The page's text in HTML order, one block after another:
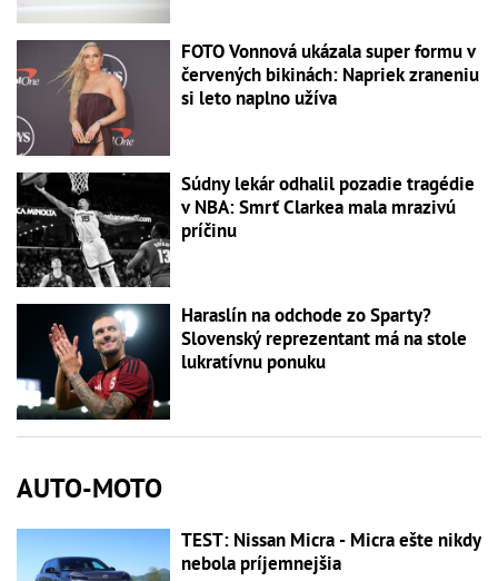
FOTO Vonnová ukázala super formu v
červených bikinách: Napriek zraneniu
si leto naplno užíva
Súdny lekár odhalil pozadie tragédie
v NBA: Smrť Clarkea mala mrazivú
príčinu
Haraslín na odchode zo Sparty?
Slovenský reprezentant má na stole
lukratívnu ponuku
AUTO-MOTO
TEST: Nissan Micra - Micra ešte nikdy
nebola príjemnejšia